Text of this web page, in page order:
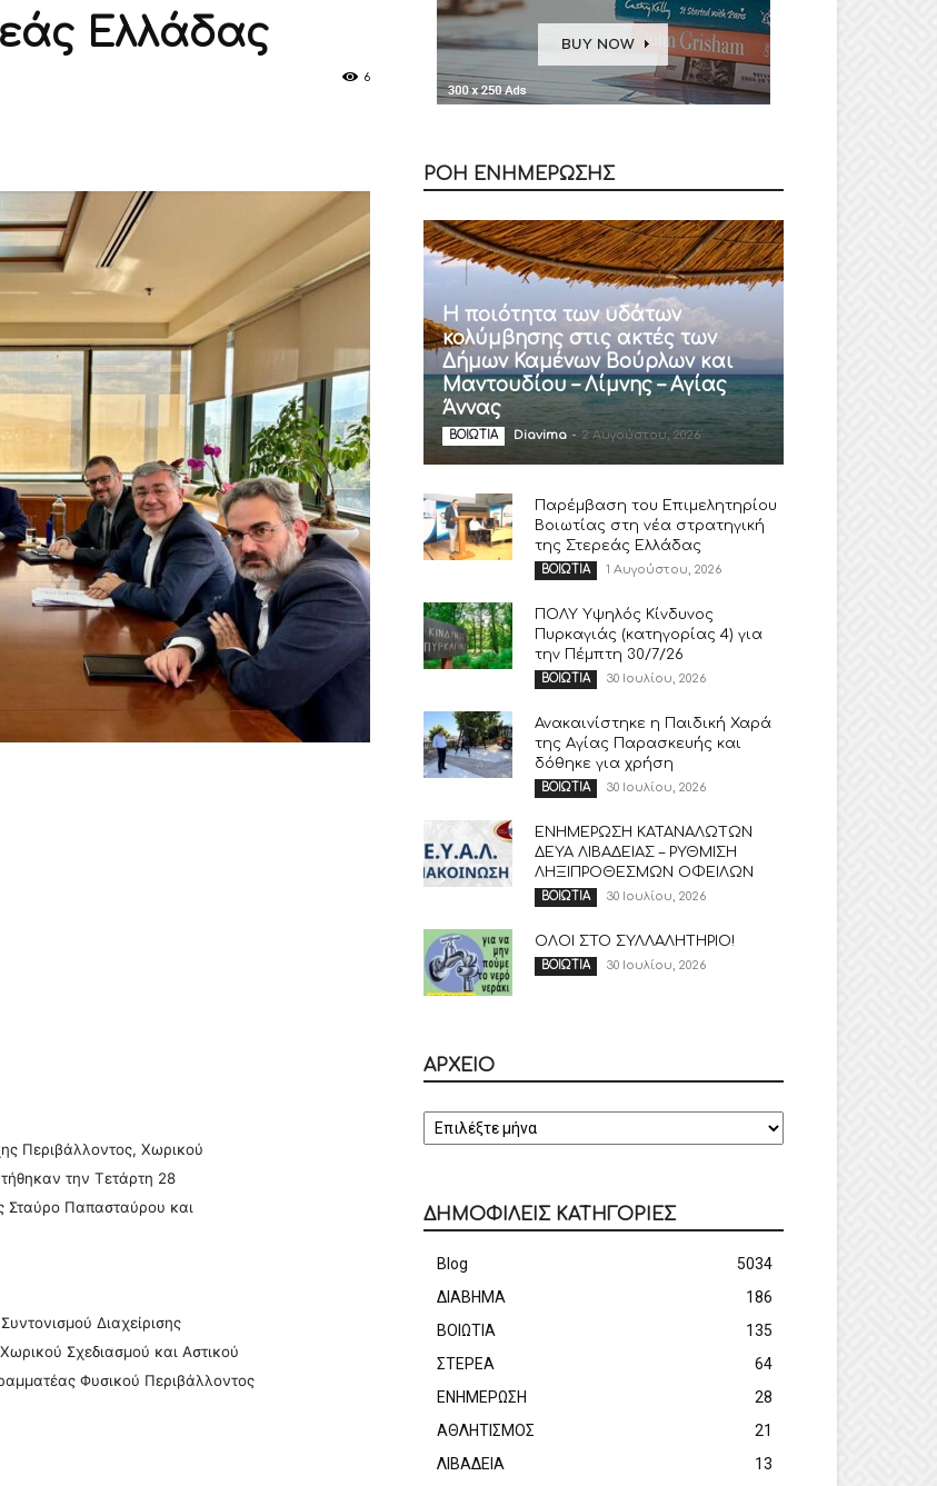
Ελλάδας
6
Περιβάλλοντος, Χωρικού
την Τετάρτη 28
Σταύρο Παπασταύρου και
Διαχείρισης
Σχεδιασμού και Αστικού
Φυσικού Περιβάλλοντος
ΡΟΗ ΕΝΗΜΕΡΩΣΗΣ
Η ποιότητα των υδάτων
κολύμβησης στις ακτές των
Δήμων Καμένων Βούρλων και
Μαντουδίου – Λίμνης – Αγίας
Άννας
ΒΟΙΩΤΙΑ Diavima - 2 Αυγούστου, 2026
Παρέμβαση του Επιμελητηρίου
Βοιωτίας στη νέα στρατηγική
της Στερεάς Ελλάδας
ΒΟΙΩΤΙΑ 1 Αυγούστου, 2026
ΠΟΛΥ Υψηλός Κίνδυνος
Πυρκαγιάς (κατηγορίας 4) για
την Πέμπτη 30/7/26
ΒΟΙΩΤΙΑ 30 Ιουλίου, 2026
Ανακαινίστηκε η Παιδική Χαρά
της Αγίας Παρασκευής και
δόθηκε για χρήση
ΒΟΙΩΤΙΑ 30 Ιουλίου, 2026
ΕΝΗΜΕΡΩΣΗ ΚΑΤΑΝΑΛΩΤΩΝ
ΔΕΥΑ ΛΙΒΑΔΕΙΑΣ – ΡΥΘΜΙΣΗ
ΛΗΞΙΠΡΟΘΕΣΜΩΝ ΟΦΕΙΛΩΝ
ΒΟΙΩΤΙΑ 30 Ιουλίου, 2026
ΟΛΟΙ ΣΤΟ ΣΥΛΛΑΛΗΤΗΡΙΟ!
ΒΟΙΩΤΙΑ 30 Ιουλίου, 2026
ΑΡΧΕΙΟ
ΔΗΜΟΦΙΛΕΙΣ ΚΑΤΗΓΟΡΙΕΣ
Blog
5034
ΔΙΑΒΗΜΑ
186
ΒΟΙΩΤΙΑ
135
ΣΤΕΡΕΑ
64
ΕΝΗΜΕΡΩΣΗ
28
ΑΘΛΗΤΙΣΜΟΣ
21
ΛΙΒΑΔΕΙΑ
13